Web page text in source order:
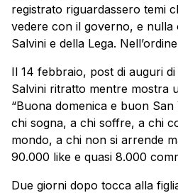
registrato riguardassero temi
vedere con il governo, e nulla
Salvini e della Lega.
Il 14 febbraio, post di auguri
Salvini ritratto mentre mostra
“Buona domenica e buon
chi sogna, a chi soffre, a chi
mondo, a chi non si arrende
90.000 like e quasi 8.000
Due giorni dopo tocca alla